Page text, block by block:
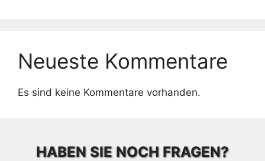
Neueste Kommentare
Es sind keine Kommentare vorhanden.
HABEN SIE NOCH FRAGEN?